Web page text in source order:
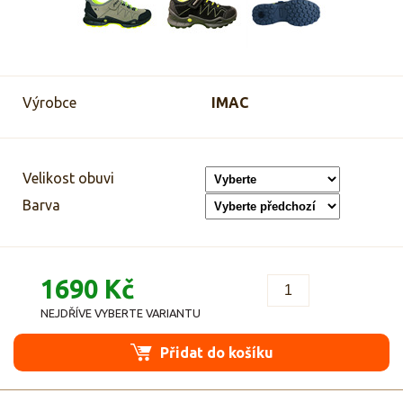
Výrobce IMAC
Velikost obuvi
Barva
1690 Kč
NEJDŘÍVE VYBERTE VARIANTU
Přidat do košíku